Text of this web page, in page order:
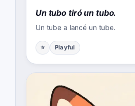
Un tubo tiró un tubo.
Un tube a lancé un tube.
⭐ Playful